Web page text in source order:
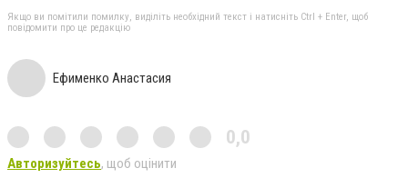
Якщо ви помітили помилку, виділіть необхідний текст і натисніть Ctrl + Enter, щоб
повідомити про це редакцію
Ефименко Анастасия
0,0
Авторизуйтесь, щоб оцінити